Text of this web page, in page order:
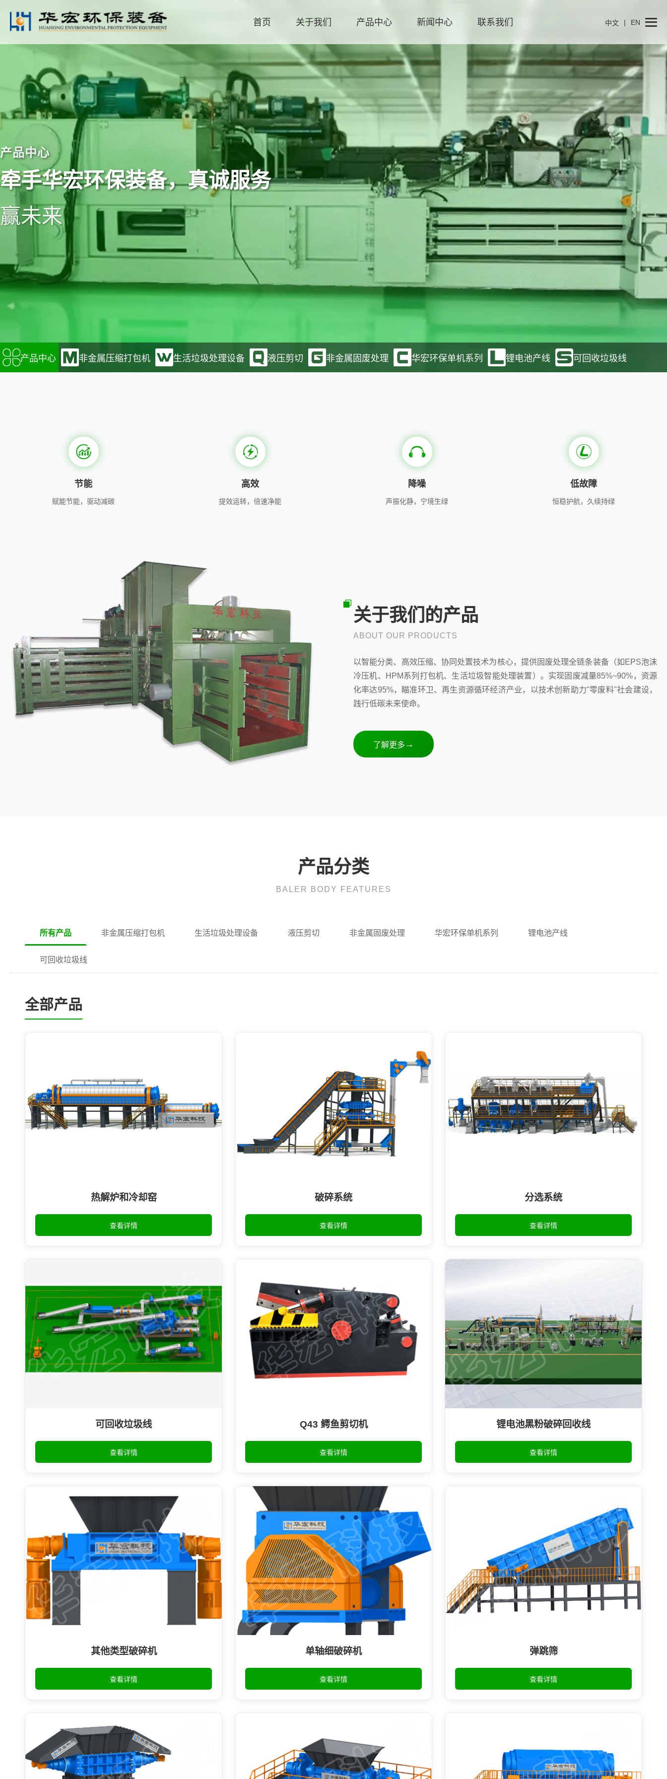
首页 关于我们 产品中心 新闻中心 联系我们 中文 | EN
关于我们
公司简介
企业文化
产品中心
非金属压缩打包机
生活垃圾处理设备
华宏环保单机系列
锂电池产线
可回收垃圾线
新闻中心
行业新闻
公司新闻
联系我们
产品中心
牵手华宏环保装备，真诚服务
赢未来
产品中心 非金属压缩打包机 生活垃圾处理设备 液压剪切 非金属固废处理 华宏环保单机系列 锂电池产线 可回收垃圾线
节能
赋能节能，驱动减碳
高效
提效运转，倍速净能
降噪
声振化静，宁境生绿
低故障
恒稳护航，久续持绿
关于我们的产品
ABOUT OUR PRODUCTS
以智能分类、高效压缩、协同处置技术为核心，提供固废处理全链条装备（如EPS泡沫
冷压机、HPM系列打包机、生活垃圾智能处理装置）。实现固废减量85%~90%，资源
化率达95%，瞄准环卫、再生资源循环经济产业，以技术创新助力"零废料"社会建设，
践行低碳未来使命。
了解更多
产品分类
BALER BODY FEATURES
所有产品 非金属压缩打包机 生活垃圾处理设备 液压剪切 非金属固废处理 华宏环保单机系列 锂电池产线
可回收垃圾线
全部产品
热解炉和冷却窑
查看详情
破碎系统
查看详情
分选系统
查看详情
可回收垃圾线
查看详情
Q43 鳄鱼剪切机
查看详情
锂电池黑粉破碎回收线
查看详情
其他类型破碎机
查看详情
单轴细破碎机
查看详情
弹跳筛
查看详情